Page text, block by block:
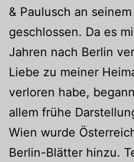
& Paulusch an
geschlossen. Da es
Jahren nach Berlin
Liebe zu meiner
verloren habe,
allem frühe
Wien wurde
Berlin-Blätter hinzu.